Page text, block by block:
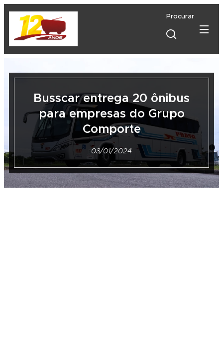
Procurar
Busscar entrega 20 ônibus
para empresas do Grupo
Comporte
03/01/2024